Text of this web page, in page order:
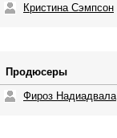
Кристина Сэмпсон
Продюсеры
Фироз Надиадвала